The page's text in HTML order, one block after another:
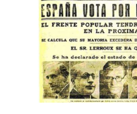
guerras
fratricidas:
guerra
española
americana
(I)